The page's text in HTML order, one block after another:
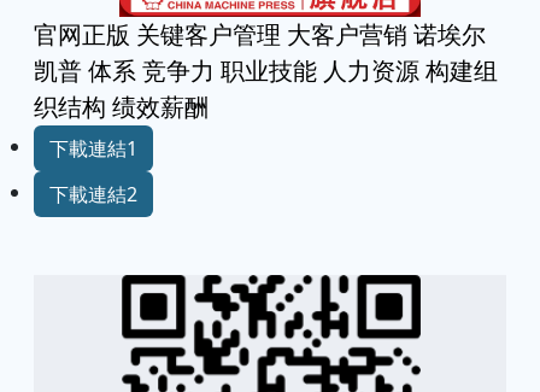
官网正版 关键客户管理 大客户营销 诺埃尔
凯普 体系 竞争力 职业技能 人力资源 构建组
织结构 绩效薪酬
下載連結1
下載連結2